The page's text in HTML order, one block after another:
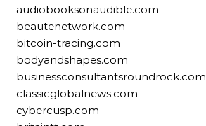
audiobooksonaudible.com
beautenetwork.com
bitcoin-tracing.com
bodyandshapes.com
businessconsultantsroundrock.com
classicglobalnews.com
cybercusp.com